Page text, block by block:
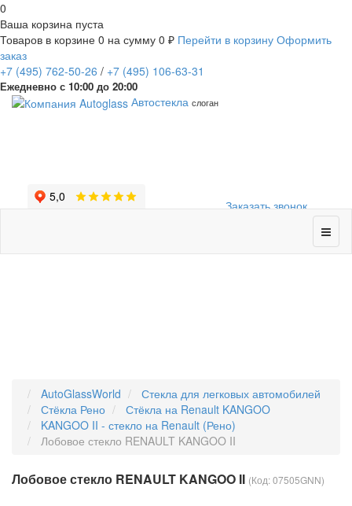
0
Ваша корзина пуста
Товаров в корзине 0 на сумму 0 ₽ Перейти в корзину Оформить
заказ
+7 (495) 762-50-26 / +7 (495) 106-63-31
Ежедневно с 10:00 до 20:00
Заказать звонок
Автостекла слоган
AutoGlassWorld
Стекла для легковых автомобилей
Стёкла Рено
Стёкла на Renault KANGOO
KANGOO II - стекло на Renault (Рено)
Лобовое стекло RENAULT KANGOO II
Лобовое стекло RENAULT KANGOO II (Код:07505GNN)